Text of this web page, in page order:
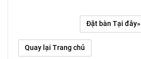
Đặt bàn Tại đây»
Quay lại Trang chủ